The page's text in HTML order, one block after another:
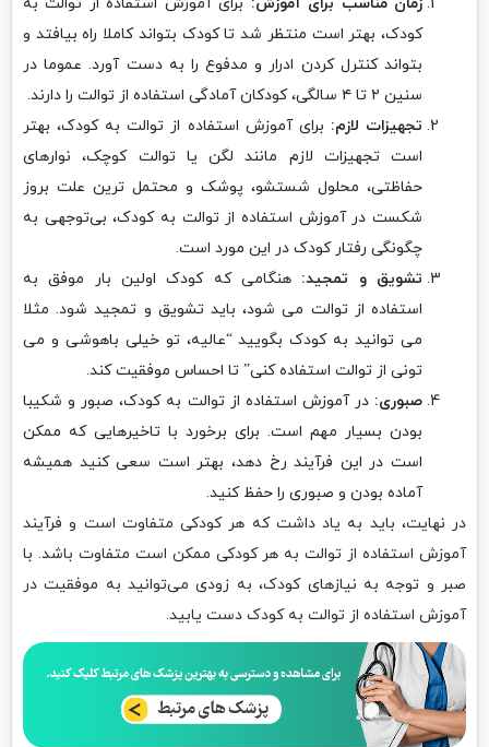
کودک، بهتر است منتظر شد تا کودک بتواند کاملا راه بیافتد و
بتواند کنترل کردن ادرار و مدفوع را به دست آورد. عموما در
سنین ۲ تا ۴ سالگی، کودکان آمادگی استفاده از توالت را دارند.
تجهیزات لازم: برای آموزش استفاده از توالت به کودک، بهتر
است تجهیزات لازم مانند لگن یا توالت کوچک، نوارهای
حفاظتی، محلول شستشو، پوشک و محتمل ترین علت بروز
شکست در آموزش استفاده از توالت به کودک، بی‌توجهی به
چگونگی رفتار کودک در این مورد است.
تشویق و تمجید: هنگامی که کودک اولین بار موفق به
استفاده از توالت می شود، باید تشویق و تمجید شود. مثلا
می توانید به کودک بگویید “عالیه، تو خیلی باهوشی و می
تونی از توالت استفاده کنی” تا احساس موفقیت کند.
صبوری: در آموزش استفاده از توالت به کودک، صبور و شکیبا
بودن بسیار مهم است. برای برخورد با تاخیرهایی که ممکن
است در این فرآیند رخ دهد، بهتر است سعی کنید همیشه
آماده بودن و صبوری را حفظ کنید.
در نهایت، باید به یاد داشت که هر کودکی متفاوت است و فرآیند
آموزش استفاده از توالت به هر کودکی ممکن است متفاوت باشد. با
صبر و توجه به نیازهای کودک، به زودی می‌توانید به موفقیت در
آموزش استفاده از توالت به کودک دست یابید.